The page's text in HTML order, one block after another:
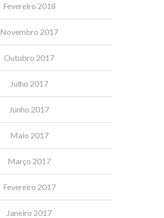
Fevereiro 2018
Novembro 2017
Outubro 2017
Julho 2017
Junho 2017
Maio 2017
Março 2017
Fevereiro 2017
Janeiro 2017